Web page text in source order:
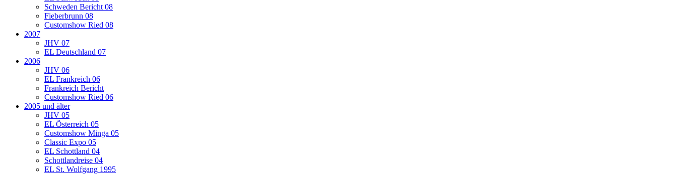
Schweden Bericht 08
Fieberbrunn 08
Customshow Ried 08
2007
JHV 07
EL Deutschland 07
2006
JHV 06
EL Frankreich 06
Frankreich Bericht
Customshow Ried 06
2005 und älter
JHV 05
EL Österreich 05
Customshow Minga 05
Classic Expo 05
EL Schottland 04
Schottlandreise 04
EL St. Wolfgang 1995